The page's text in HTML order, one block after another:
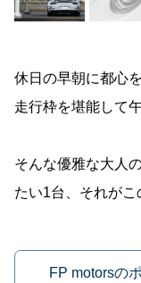
休日の早朝に都心
走行枠を堪能して
そんな優雅な大人
たい1台、それがこ
FP motorsの